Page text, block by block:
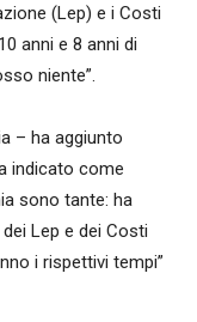
(Lep) e i Costi
anni e 8 anni di
niente”.
– ha aggiunto
indicato come
sono tante: ha
Lep e dei Costi
i rispettivi tempi”